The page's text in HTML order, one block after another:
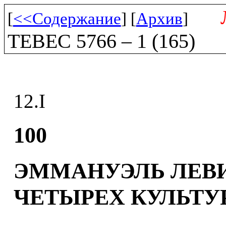
[<<Содержание] [Архив]
ТЕВЕС 5766 – 1 (165)
12.I
100
ЭММАНУЭЛЬ
ЧЕТЫРЕХ